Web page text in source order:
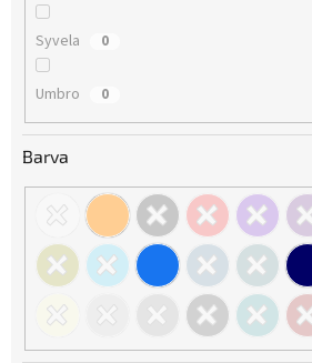
Syvela 0
Umbro 0
Barva